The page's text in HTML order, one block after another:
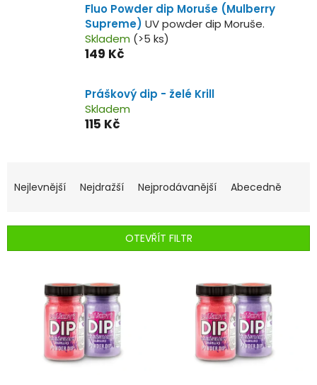
Fluo Powder dip Moruše (Mulberry
Supreme) UV powder dip Moruše.
Skladem (>5 ks)
149 Kč
Práškový dip - želé Krill
Skladem
115 Kč
a
n
í
Nejlevnější Nejdražší Nejprodávanější Abecedně
OTEVŘÍT FILTR